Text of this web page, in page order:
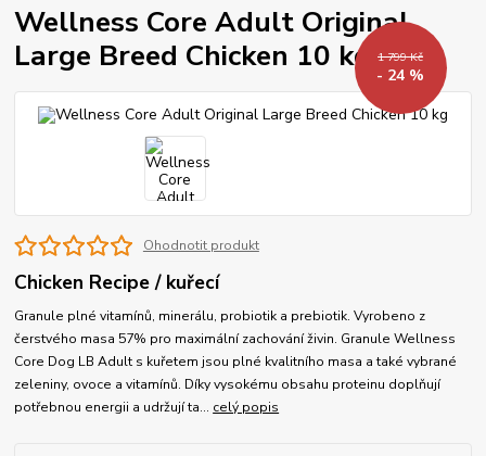
Wellness Core Adult Original
Large Breed Chicken 10 kg
1 799 Kč
- 24 %
Ohodnotit produkt
Chicken Recipe / kuřecí
Granule plné vitamínů, minerálu, probiotik a prebiotik. Vyrobeno z
čerstvého masa 57% pro maximální zachování živin. Granule Wellness
Core Dog LB Adult s kuřetem jsou plné kvalitního masa a také vybrané
zeleniny, ovoce a vitamínů. Díky vysokému obsahu proteinu doplňují
potřebnou energii a udržují ta... celý popis